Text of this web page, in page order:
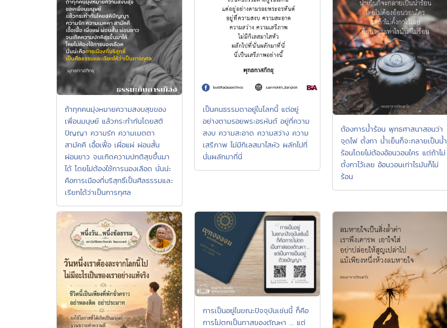
ถ้าทุกคนมุ่งหมายความสงบสุขของ
เพื่อนมนุษย์ แล้วกระทำกันโดยสติ
ปัญญา ความรัก ความเมตตา
สามัคคี เอื้อเฟื้อ เผื่อแผ่ ผ่อนสั้น
ผ่อนยาว จนเกิดความปกติสุขขึ้นมา
ได้ โดยไม่ต้องใช้การนองเลือด นั่นน่ะ
คือการเมืองที่บริสุทธิ์เป็นศีลธรรมและ
เรียกได้ว่าเป็นการกุศล
เป็นคนธรรมดาอยู่ในโลกนี้ แต่อยู่
อย่างตามรอยพระอรหันต์ อยู่ที่ความ
สงบ ความสะอาด ความสว่าง ความ
เสรีภาพ ไม่มีกิเลสมาไสหัว ผลักไปที่
นั่นผลักมาที่นี่
ต้องการน้ำร้อน พุทธศาสนาสอนว่า
จุดไฟ ตั้งกา น้ำเย็นก็จะกลายเป็นน้ำ
ร้อนโดยไม่ต้องอ้อนวอนใคร แต่ถ้าไม่
ตั้งกาไว้เลย อ้อนวอนเท่าไรมันก็ไม่
ร้อน
การเป็นอยู่ในขณะปัจจุบันเช่นนี้ ก็คือ
การไม่ตกเป็นทาสของตัณหา ... แต่